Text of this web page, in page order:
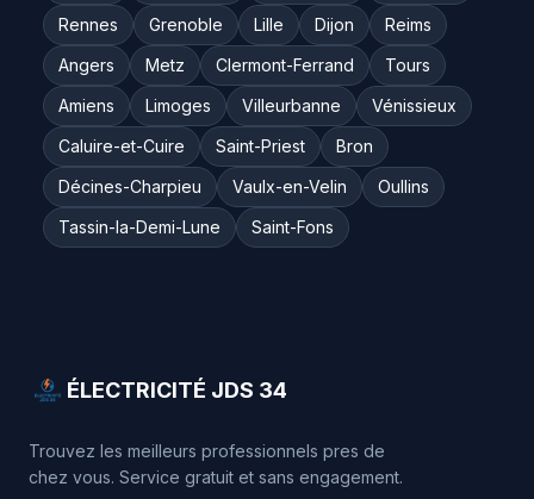
Rennes
Grenoble Lille Dijon
Reims
Angers
Metz Clermont-Ferrand
Tours
Amiens
Limoges Villeurbanne
Vénissieux
Caluire-et-Cuire
Saint-Priest
Bron
Décines-Charpieu
Vaulx-en-Velin
Oullins
Tassin-la-Demi-Lune
Saint-Fons
ÉLECTRICITÉ JDS 34
Trouvez les meilleurs professionnels pres de
chez vous. Service gratuit et sans engagement.